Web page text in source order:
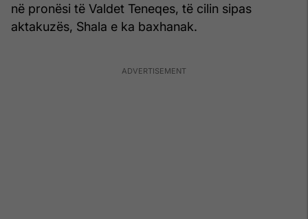
në pronësi të Valdet Teneqes, të cilin sipas
aktakuzës, Shala e ka baxhanak.